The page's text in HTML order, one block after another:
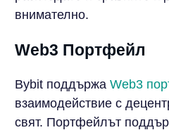
внимателно.
Web3 Портфейл
Bybit поддържа Web3
взаимодействие с
свят. Портфейлът